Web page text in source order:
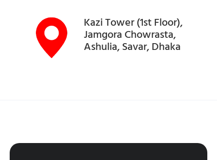
Kazi Tower (1st Floor),
Jamgora Chowrasta,
Ashulia, Savar, Dhaka